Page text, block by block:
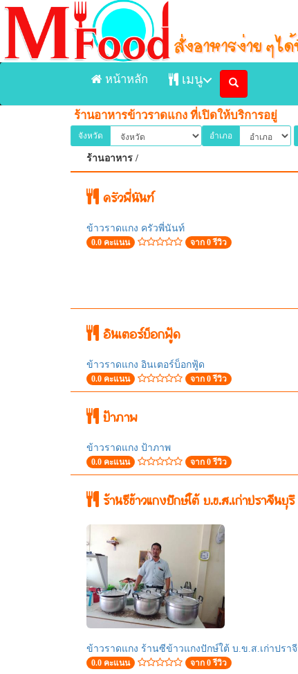
หน้าหลัก เมนู
หน้าแรก
ร้านอาหารข้าวราดแกง ที่เปิดให้บริการอยู่
จังหวัด อำเภอ
ร้านอาหาร /
ครัวพี่นันท์
ข้าวราดแกง ครัวพี่นันท์
0.0 คะแนน จาก 0 รีวิว
อินเตอร์บ็อกฟู้ด
ข้าวราดแกง อินเตอร์บ็อกฟู้ด
0.0 คะแนน จาก 0 รีวิว
ป้าภาพ
ข้าวราดแกง ป้าภาพ
0.0 คะแนน จาก 0 รีวิว
ร้านซีข้าวแกงปักษ์ใต้ บ.ข.ส.เก่าปราจีนบุรึ
ข้าวราดแกง ร้านซีข้าวแกงปักษ์ใต้ บ.ข.ส.เก่าปรา
0.0 คะแนน จาก 0 รีวิว